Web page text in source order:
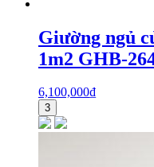
Giường ngủ
1m2 GHB-
6,100,000₫
3